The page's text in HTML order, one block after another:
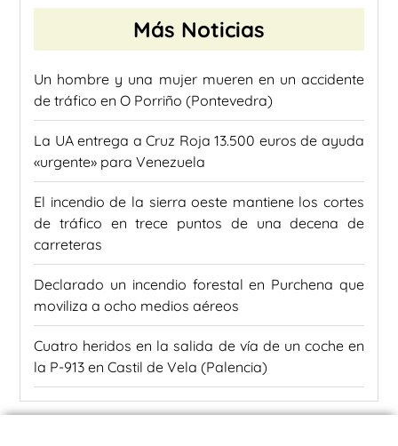
Más Noticias
Un hombre y una mujer mueren en un accidente
de tráfico en O Porriño (Pontevedra)
La UA entrega a Cruz Roja 13.500 euros de ayuda
«urgente» para Venezuela
El incendio de la sierra oeste mantiene los cortes
de tráfico en trece puntos de una decena de
carreteras
Declarado un incendio forestal en Purchena que
moviliza a ocho medios aéreos
Cuatro heridos en la salida de vía de un coche en
la P-913 en Castil de Vela (Palencia)